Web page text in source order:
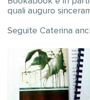
quali auguro
Seguite Caterina